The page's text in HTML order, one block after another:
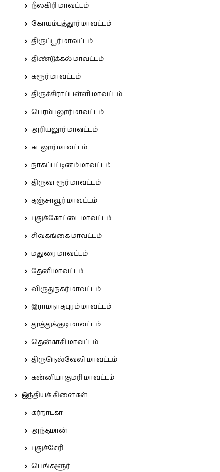
நீலகிரி மாவட்டம்
கோயம்புத்தூர் மாவட்டம்
திருப்பூர் மாவட்டம்
திண்டுக்கல் மாவட்டம்
கரூர் மாவட்டம்
திருச்சிராப்பள்ளி மாவட்டம்
பெரம்பலூர் மாவட்டம்
அரியலூர் மாவட்டம்
கடலூர் மாவட்டம்
நாகப்பட்டினம் மாவட்டம்
திருவாரூர் மாவட்டம்
தஞ்சாவூர் மாவட்டம்
புதுக்கோட்டை மாவட்டம்
சிவகங்கை மாவட்டம்
மதுரை மாவட்டம்
தேனி மாவட்டம்
விருதுநகர் மாவட்டம்
இராமநாதபுரம் மாவட்டம்
தூத்துக்குடி மாவட்டம்
தென்காசி மாவட்டம்
திருநெல்வேலி மாவட்டம்
கன்னியாகுமரி மாவட்டம்
இந்தியக் கிளைகள்
கர்நாடகா
அந்தமான்
புதுச்சேரி
பெங்களூர்